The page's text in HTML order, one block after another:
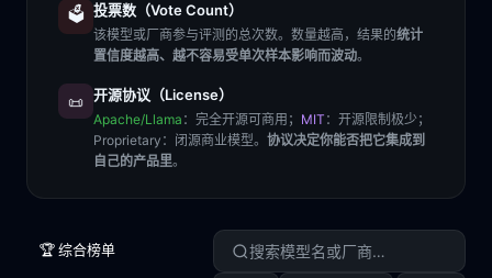
🗳️ 投票数（Vote Count）
该模型或厂商参与评测的总次数。数量越高，结果的统计
置信度越高、越不容易受单次样本影响而波动。
📜 开源协议（License）
Apache/Llama ：完全开源可商用； MIT ：开源限制极少；
Proprietary ：闭源商业模型。 协议决定你能否把它集成到
自己的产品里。
🏆 综合榜单